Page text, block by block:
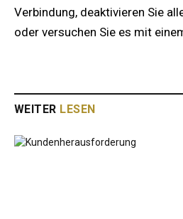
Verbindung, deaktivieren Sie
oder versuchen Sie es mit
WEITER LESEN